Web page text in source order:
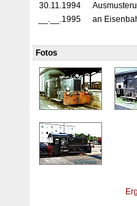
30.11.1994
__.__.1995
an
Fotos